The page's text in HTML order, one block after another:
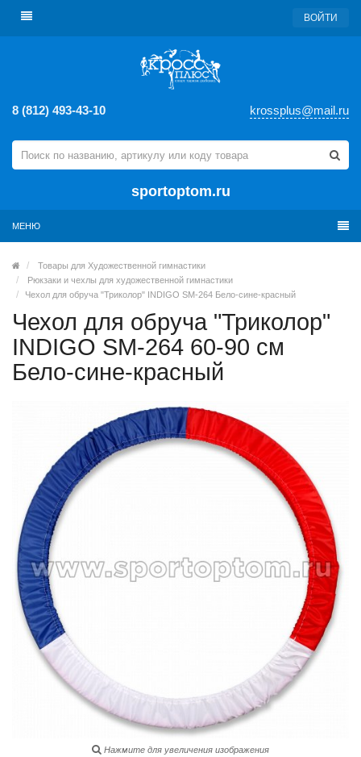
ВОЙТИ
8 (812) 493-43-10 krossplus@mail.ru
sportoptom.ru
МЕНЮ
Товары для Художественной гимнастики
Рюкзаки и чехлы для художественной гимнастики
Чехол для обруча "Триколор" INDIGO SM-264 Бело-сине-красный
Чехол для обруча "Триколор"
INDIGO SM-264 60-90 см
Бело-сине-красный
Нажмите для увеличения изображения